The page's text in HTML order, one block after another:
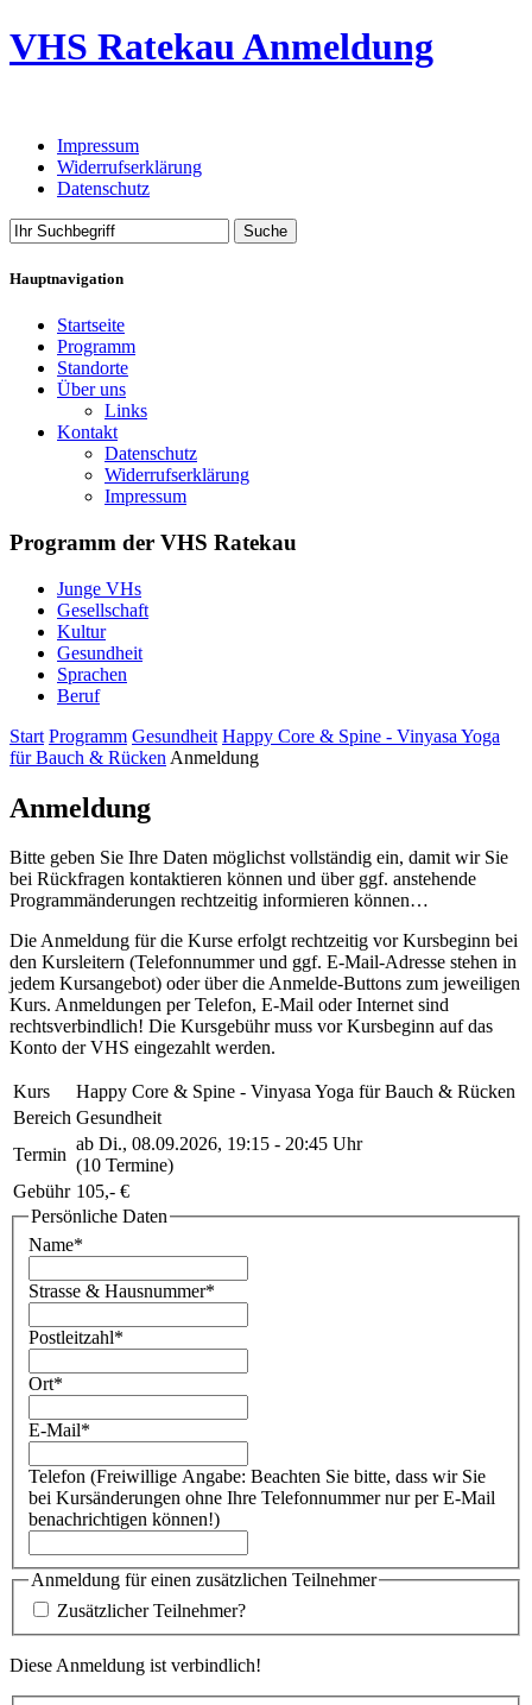
VHS Ratekau Anmeldung
Impressum
Widerrufserklärung
Datenschutz
Hauptnavigation
Startseite
Programm
Standorte
Über uns
Links
Kontakt
Datenschutz
Widerrufserklärung
Impressum
Programm der VHS Ratekau
Junge VHs
Gesellschaft
Kultur
Gesundheit
Sprachen
Beruf
Start Programm Gesundheit Happy Core & Spine - Vinyasa Yoga
für Bauch & Rücken Anmeldung
Anmeldung
Bitte geben Sie Ihre Daten möglichst vollständig ein, damit wir Sie
bei Rückfragen kontaktieren können und über ggf. anstehende
Programmänderungen rechtzeitig informieren können…
Die Anmeldung für die Kurse erfolgt rechtzeitig vor Kursbeginn bei
den Kursleitern (Telefonnummer und ggf. E-Mail-Adresse stehen in
jedem Kursangebot) oder über die Anmelde-Buttons zum jeweiligen
Kurs. Anmeldungen per Telefon, E-Mail oder Internet sind
rechtsverbindlich! Die Kursgebühr muss vor Kursbeginn auf das
Konto der VHS eingezahlt werden.
Kurs
Happy Core & Spine - Vinyasa Yoga für Bauch & Rücken
Bereich Gesundheit
Termin
ab Di., 08.09.2026, 19:15 - 20:45 Uhr
(10 Termine)
Gebühr 105,- €
Persönliche Daten
Name*
Strasse & Hausnummer*
Postleitzahl*
Ort*
E-Mail*
Telefon (Freiwillige Angabe: Beachten Sie bitte, dass wir Sie
bei Kursänderungen ohne Ihre Telefonnummer nur per E-Mail
benachrichtigen können!)
Anmeldung für einen zusätzlichen Teilnehmer
Zusätzlicher Teilnehmer?
Diese Anmeldung ist verbindlich!